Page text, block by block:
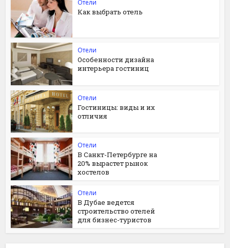
Отели
Как выбрать отель
Отели
Особенности дизайна
интерьера гостиниц
Отели
Гостиницы: виды и их
отличия
Отели
В Санкт-Петербурге на
20% вырастет рынок
хостелов
Отели
В Дубае ведется
строительство отелей
для бизнес-туристов